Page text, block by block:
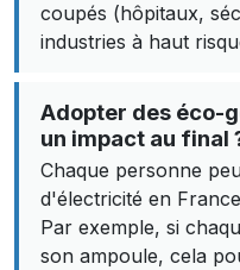
coupés (hôpitaux,
industries à haut
Adopter des éco-
un impact au final
Chaque personne
d'électricité en
Par exemple, si
son ampoule, cela